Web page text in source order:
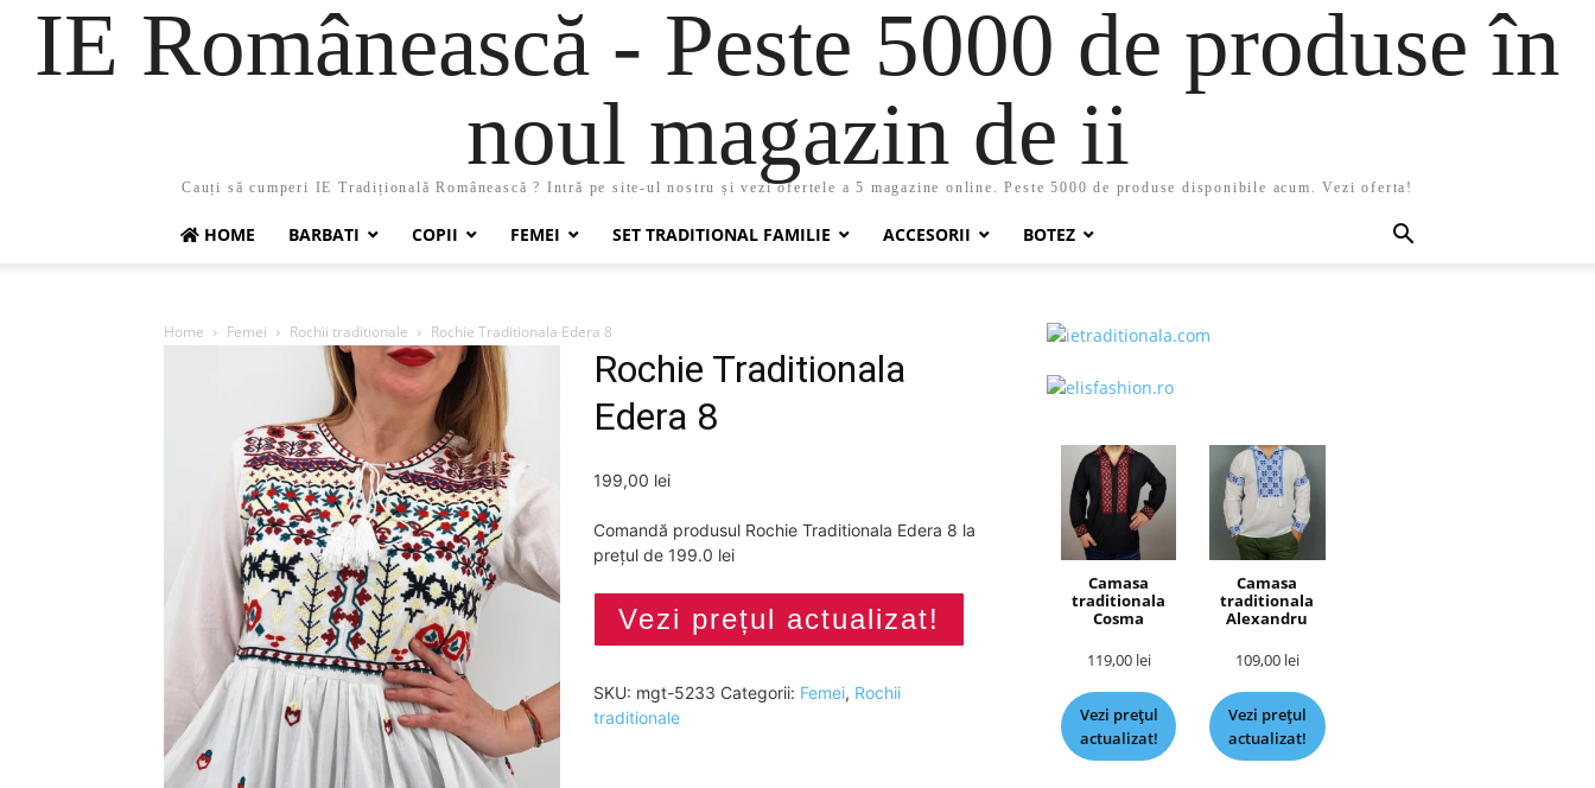
IE Românească - Peste 5000 de produse în
noul magazin de ii
Cauți să cumperi IE Tradițională Românească ? Intră pe site-ul nostru și vezi ofertele a 5 magazine online. Peste 5000 de produse disponibile acum. Vezi oferta!
HOME BARBATI COPII FEMEI SET TRADITIONAL FAMILIE ACCESORII BOTEZ
Home Femei Rochii traditionale Rochie Traditionala Edera 8
Rochie Traditionala
Edera 8
199,00 lei
Comandă produsul Rochie Traditionala Edera 8 la
prețul de 199.0 lei
Vezi prețul actualizat!
SKU: mgt-5233 Categorii: Femei, Rochii
traditionale
Camasa
traditionala
Cosma
119,00 lei
Vezi prețul
actualizat!
Camasa
traditionala
Alexandru
109,00 lei
Vezi prețul
actualizat!